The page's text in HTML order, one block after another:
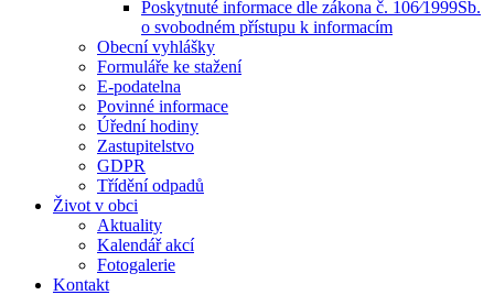
Poskytnuté informace dle zákona č. 106⁄1999Sb.
o svobodném přístupu k informacím
Obecní vyhlášky
Formuláře ke stažení
E-podatelna
Povinné informace
Úřední hodiny
Zastupitelstvo
GDPR
Třídění odpadů
Život v obci
Aktuality
Kalendář akcí
Fotogalerie
Kontakt